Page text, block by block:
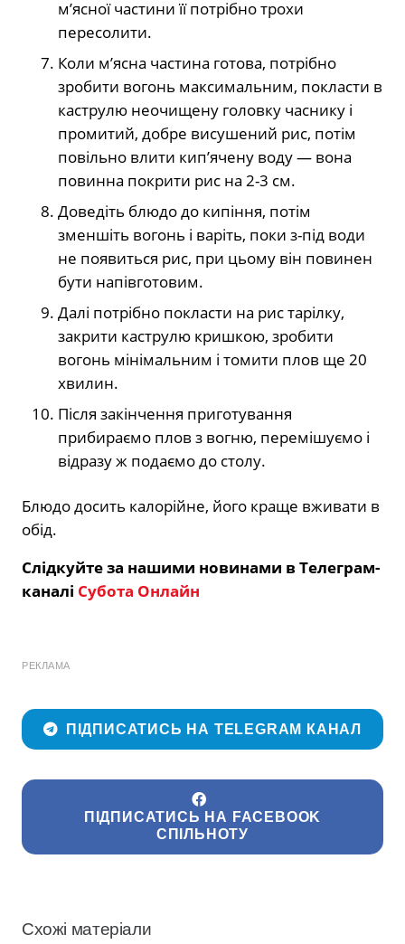
м’ясної частини її потрібно трохи
пересолити.
Коли м’ясна частина готова, потрібно
зробити вогонь максимальним, покласти в
каструлю неочищену головку часнику і
промитий, добре висушений рис, потім
повільно влити кип’ячену воду — вона
повинна покрити рис на 2-3 см.
Доведіть блюдо до кипіння, потім
зменшіть вогонь і варіть, поки з-під води
не появиться рис, при цьому він повинен
бути напівготовим.
Далі потрібно покласти на рис тарілку,
закрити каструлю кришкою, зробити
вогонь мінімальним і томити плов ще 20
хвилин.
Після закінчення приготування
прибираємо плов з вогню, перемішуємо і
відразу ж подаємо до столу.
Блюдо досить калорійне, його краще вживати в
обід.
Слідкуйте за нашими новинами в Телеграм-
каналі Субота Онлайн
РЕКЛАМА
ПІДПИСАТИСЬ НА TELEGRAM КАНАЛ
ПІДПИСАТИСЬ НА FACEBOOK
СПІЛЬНОТУ
Схожі матеріали